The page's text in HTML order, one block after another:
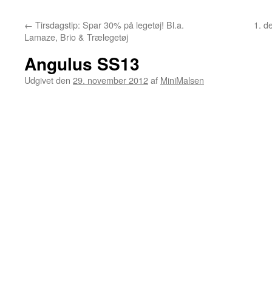
← Tirsdagstip: Spar 30% på legetøj! Bl.a.
Lamaze, Brio & Trælegetøj
1.
Angulus SS13
Udgivet den 29. november 2012af MiniMalsen